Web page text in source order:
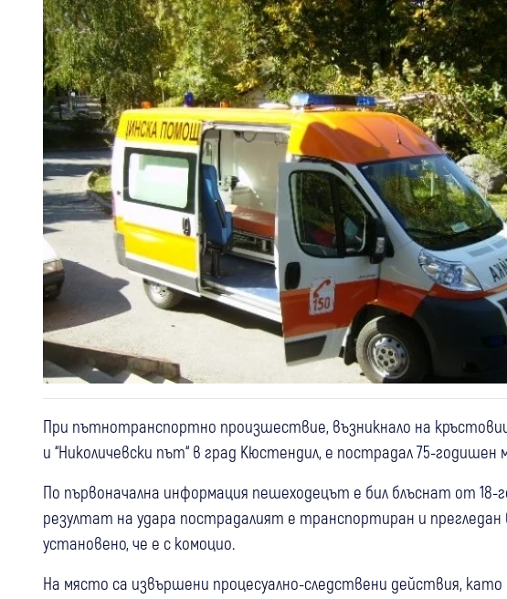
При пътнотранспортно произшествие, възникнало на
и “Николичевски път“ в град Кюстендил, е пострадал 75-годишен
По първоначална информация пешеходецът е бил блъснат от 18-
резултат на удара пострадалият е транспортиран и
установено, че е с комоцио.
На място са извършени процесуално-следствени действия, като